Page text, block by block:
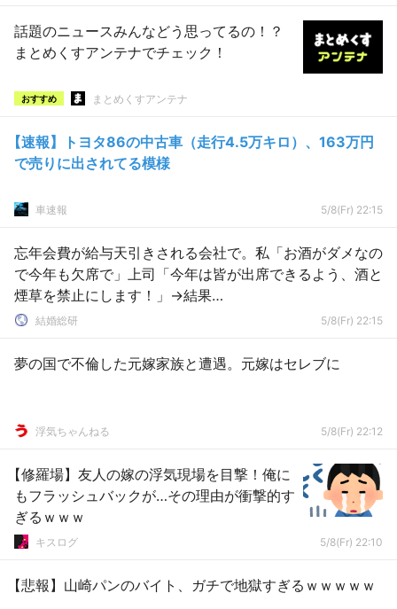
話題のニュースみんなどう思ってるの！？
まとめくすアンテナでチェック！
おすすめ まとめくすアンテナ
【速報】トヨタ86の中古車（走行4.5万キロ）、163万円
で売りに出されてる模様
車速報 5/8(Fr) 22:15
忘年会費が給与天引きされる会社で。私「お酒がダメなの
で今年も欠席で」上司「今年は皆が出席できるよう、酒と
煙草を禁止にします！」→結果…
結婚総研 5/8(Fr) 22:15
夢の国で不倫した元嫁家族と遭遇。元嫁はセレブに
浮気ちゃんねる 5/8(Fr) 22:12
【修羅場】友人の嫁の浮気現場を目撃！俺に
もフラッシュバックが…その理由が衝撃的す
ぎるｗｗｗ
キスログ 5/8(Fr) 22:10
【悲報】山崎パンのバイト、ガチで地獄すぎるｗｗｗｗｗ